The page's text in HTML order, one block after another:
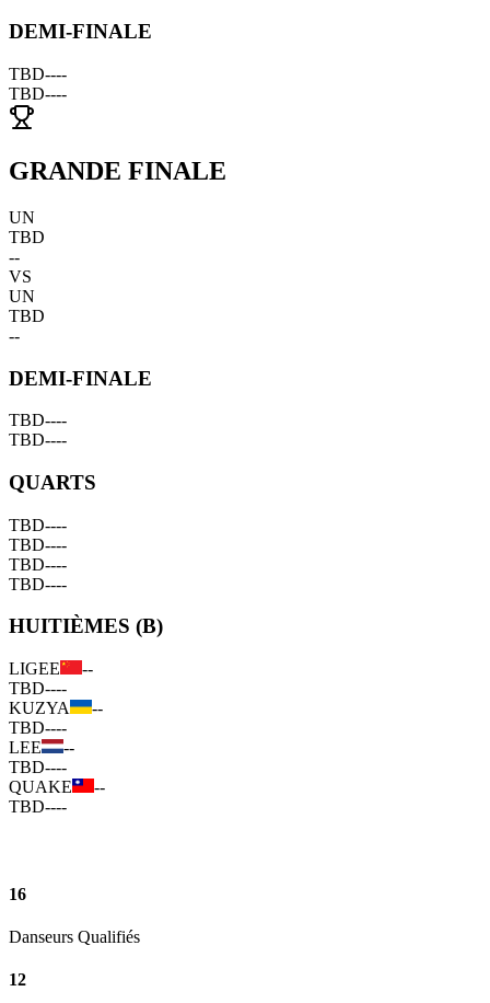
DEMI-FINALE
TBD----
TBD----
GRANDE FINALE
UN
TBD
--
VS
UN
TBD
--
DEMI-FINALE
TBD----
TBD----
QUARTS
TBD----
TBD----
TBD----
TBD----
HUITIÈMES (B)
LIGEE
--
TBD----
KUZYA
--
TBD----
LEE
--
TBD----
QUAKE
--
TBD----
16
Danseurs Qualifiés
12